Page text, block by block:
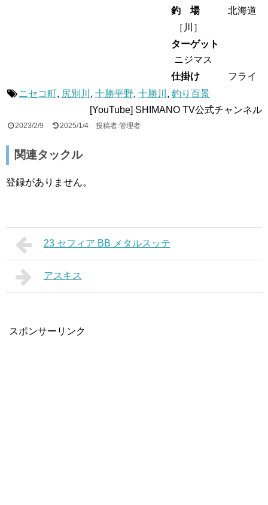
釣 場
北海道
［ 川
］
ターゲット
ニジマス
仕掛け
フライ
ニセコ町, 尻別川 , 十勝平野, 十勝川 , 釣り百景
[YouTube] SHIMANO TV公式チャンネル
2023/2/9 2025/1/4 投稿者:管理者
関連タックル
登録がありません。
23 セフィア BB メタルスッテ
アスキス
スポンサーリンク